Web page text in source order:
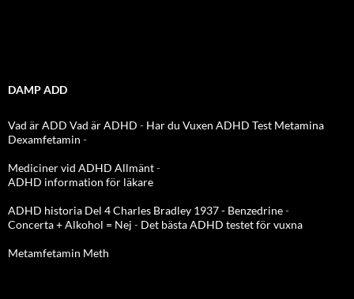
DAMP ADD
Vad är ADD Vad är ADHD - Har du Vuxen ADHD Test Metamina
Dexamfetamin -
Mediciner vid ADHD Allmänt-
ADHD information för läkare
ADHD historia Del 4 Charles Bradley 1937 - Benzedrine-
Concerta + Alkohol = Nej - Det bästa ADHD testet för vuxna
Metamfetamin Meth